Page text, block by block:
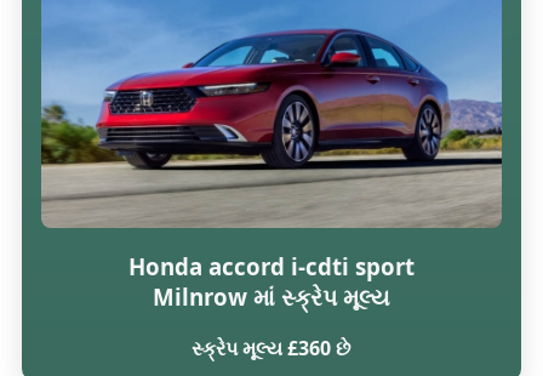
Honda accord i-cdti sport
Milnrow માં સ્ક્રેપ મૂલ્ય
સ્ક્રેપ મૂલ્ય £360 છે